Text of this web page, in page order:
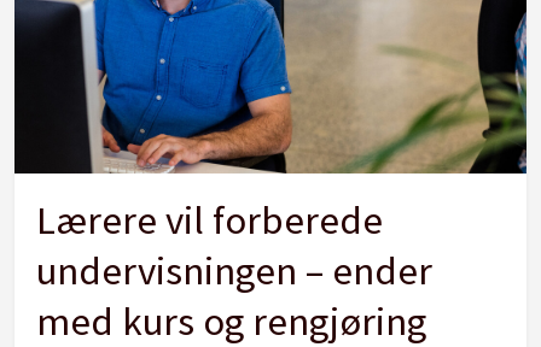
Lærere vil forberede
undervisningen – ender
med kurs og rengjøring